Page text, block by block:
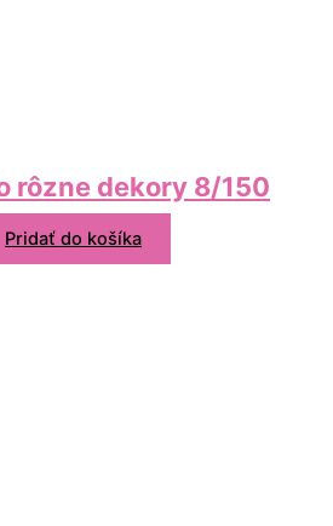
rôzne dekory 8/150
Pridať do košíka